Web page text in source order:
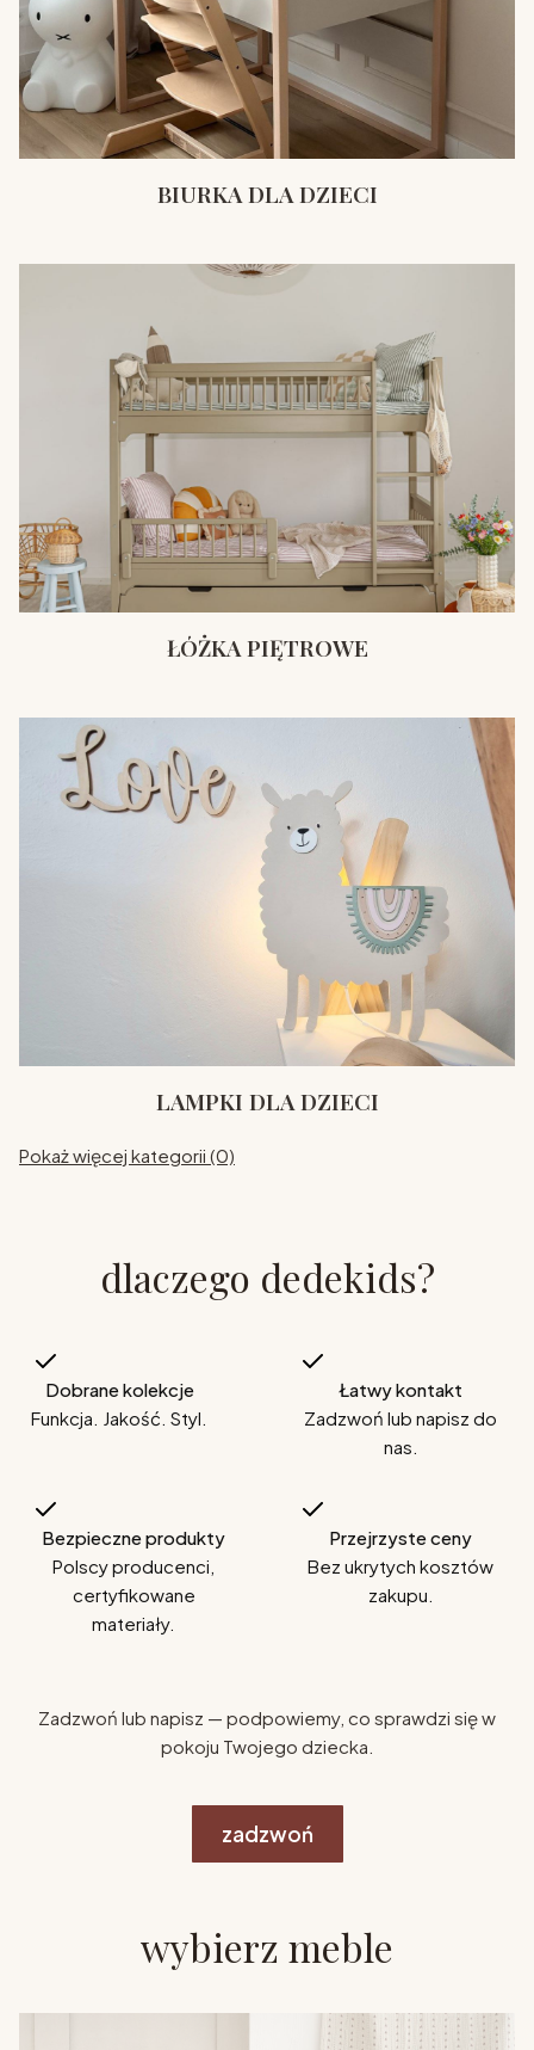
BIURKA DLA DZIECI
ŁÓŻKA PIĘTROWE
LAMPKI DLA DZIECI
Pokaż więcej kategorii (0)
dlaczego dedekids?
Dobrane kolekcje
Funkcja. Jakość. Styl.
Łatwy kontakt
Zadzwoń lub napisz do
nas.
Bezpieczne produkty
Polscy producenci,
certyfikowane
materiały.
Przejrzyste ceny
Bez ukrytych kosztów
zakupu.
Zadzwoń lub napisz — podpowiemy, co sprawdzi się w
pokoju Twojego dziecka.
zadzwoń
wybierz meble